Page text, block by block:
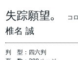
失踪願望｡ コ
椎名 誠
判 型：四六判